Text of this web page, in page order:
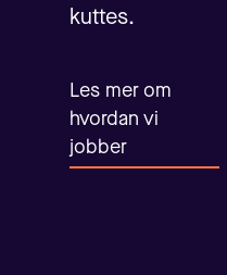
kuttes.
Les mer om
hvordan vi
jobber